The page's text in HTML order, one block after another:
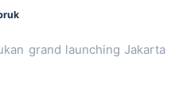
grand launching Jakarta